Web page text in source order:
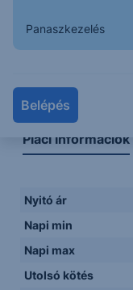
Panaszkezelés
Belépés
Napon belüli
Piaci információk
Nyitó ár
Napi min
Napi max
Utolsó kötés